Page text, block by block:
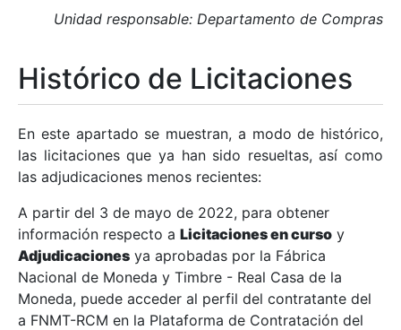
Mostrar/Ocultar
Mostrar/Ocultar
Mostrar/Ocultar
Unidad responsable: Departamento de Compras
Histórico de Licitaciones
En este apartado se muestran, a modo de histórico,
las licitaciones que ya han sido resueltas, así como
las adjudicaciones menos recientes:
A partir del 3 de mayo de 2022, para obtener
información respecto a Licitaciones en curso y
Adjudicaciones ya aprobadas por la Fábrica
Nacional de Moneda y Timbre - Real Casa de la
Moneda, puede acceder al perfil del contratante del
a FNMT-RCM en la Plataforma de Contratación del